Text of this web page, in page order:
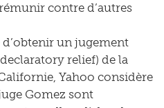
contre d’autres
d’obtenir un jugement
relief) de la
Yahoo considère
Gomez sont